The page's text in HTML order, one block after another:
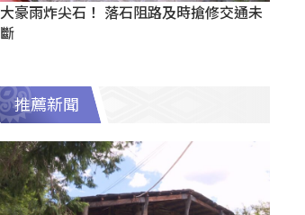
大豪雨炸尖石！ 落石阻路及時搶修交通未
斷
推薦新聞